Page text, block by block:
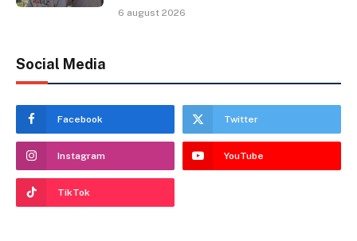
6 august 2026
Social Media
Facebook Twitter
Instagram YouTube
TikTok